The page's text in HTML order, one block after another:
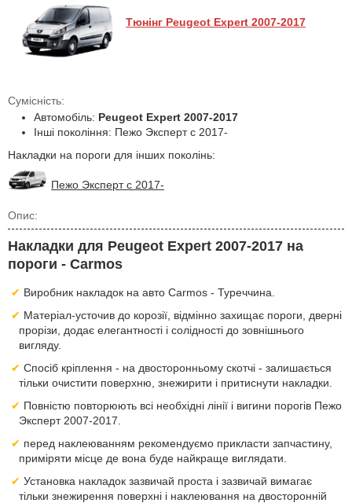
Тюнінг Peugeot Expert 2007-2017
Сумісність:
Автомобіль: Peugeot Expert 2007-2017
Інші покоління: Пежо Эксперт с 2017-
Накладки на пороги для інших поколінь:
Пежо Эксперт с 2017-
Опис:
Накладки для Peugeot Expert 2007-2017 на
пороги - Carmos
Виробник накладок на авто Carmos - Туреччина.
Матеріал-усточив до корозії, відмінно захищає пороги, дверні
прорізи, додає елегантності і солідності до зовнішнього
вигляду.
Спосіб кріплення - на двосторонньому скотчі - залишається
тільки очистити поверхню, знежирити і притиснути накладки.
Повністю повторюють всі необхідні лінії і вигини порогів Пежо
Эксперт 2007-2017.
перед наклеюванням рекомендуємо прикласти запчастину,
приміряти місце де вона буде найкраще виглядати.
Установка накладок зазвичай проста і зазвичай вимагає
тільки знежирення поверхні і наклеювання на двосторонній